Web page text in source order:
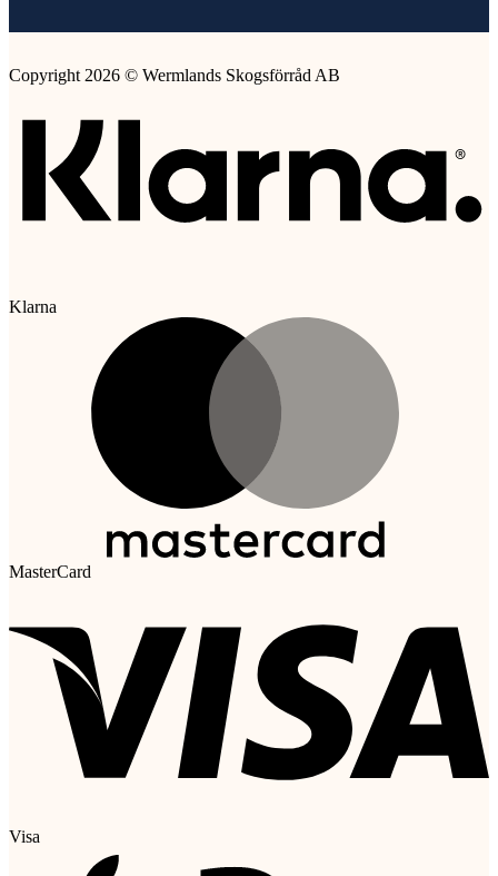
Copyright 2026 © Wermlands Skogsförråd AB
Klarna
MasterCard
Visa